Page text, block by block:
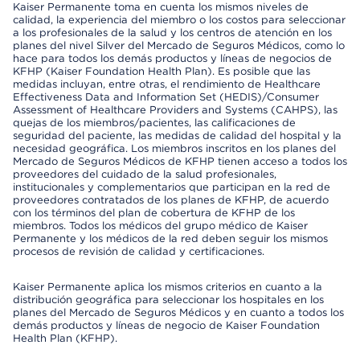
Kaiser Permanente toma en cuenta los mismos niveles de
calidad, la experiencia del miembro o los costos para seleccionar
a los profesionales de la salud y los centros de atención en los
planes del nivel Silver del Mercado de Seguros Médicos, como lo
hace para todos los demás productos y líneas de negocios de
KFHP (Kaiser Foundation Health Plan). Es posible que las
medidas incluyan, entre otras, el rendimiento de Healthcare
Effectiveness Data and Information Set (HEDIS)/Consumer
Assessment of Healthcare Providers and Systems (CAHPS), las
quejas de los miembros/pacientes, las calificaciones de
seguridad del paciente, las medidas de calidad del hospital y la
necesidad geográfica. Los miembros inscritos en los planes del
Mercado de Seguros Médicos de KFHP tienen acceso a todos los
proveedores del cuidado de la salud profesionales,
institucionales y complementarios que participan en la red de
proveedores contratados de los planes de KFHP, de acuerdo
con los términos del plan de cobertura de KFHP de los
miembros. Todos los médicos del grupo médico de Kaiser
Permanente y los médicos de la red deben seguir los mismos
procesos de revisión de calidad y certificaciones.
Kaiser Permanente aplica los mismos criterios en cuanto a la
distribución geográfica para seleccionar los hospitales en los
planes del Mercado de Seguros Médicos y en cuanto a todos los
demás productos y líneas de negocio de Kaiser Foundation
Health Plan (KFHP).